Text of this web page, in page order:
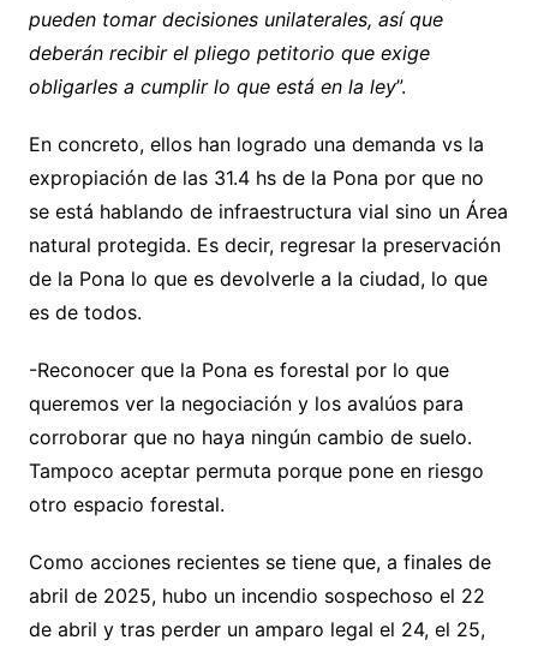
pueden tomar decisiones unilaterales, así que
deberán recibir el pliego petitorio que exige
obligarles a cumplir lo que está en la ley”.
En concreto, ellos han logrado una demanda vs la
expropiación de las 31.4 hs de la Pona por que no
se está hablando de infraestructura vial sino un Área
natural protegida. Es decir, regresar la preservación
de la Pona lo que es devolverle a la ciudad, lo que
es de todos.
-Reconocer que la Pona es forestal por lo que
queremos ver la negociación y los avalúos para
corroborar que no haya ningún cambio de suelo.
Tampoco aceptar permuta porque pone en riesgo
otro espacio forestal.
Como acciones recientes se tiene que, a finales de
abril de 2025, hubo un incendio sospechoso el 22
de abril y tras perder un amparo legal el 24, el 25,